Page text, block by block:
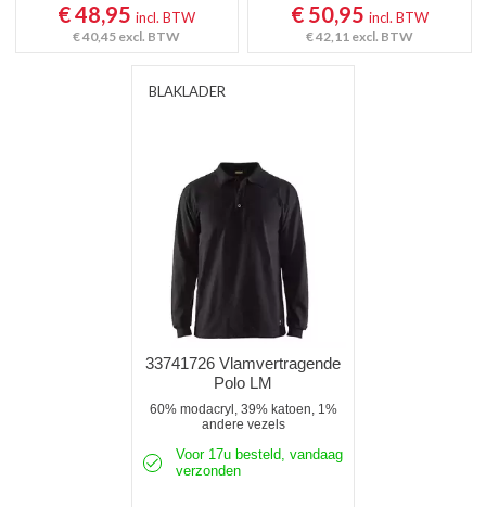
€ 48,95incl. BTW
€ 40,45 excl. BTW
€ 50,95 incl. BTW
€ 42,11 excl. BTW
BLAKLADER
33741726 Vlamvertragende
Polo LM
60% modacryl, 39% katoen, 1%
andere vezels
Voor 17u besteld, vandaag
verzonden